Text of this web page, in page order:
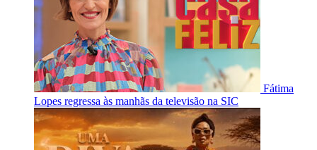
Fátima
Lopes regressa às manhãs da televisão na SIC